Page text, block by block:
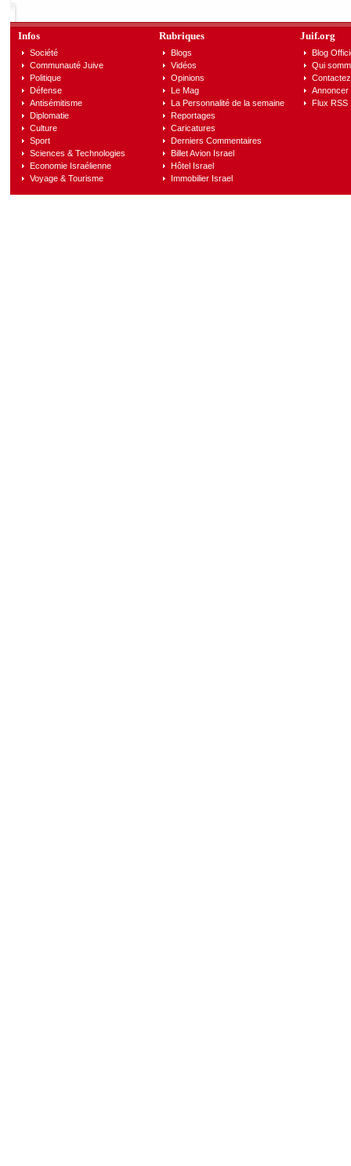
Infos
Société
Communauté Juive
Politique
Défense
Antisémitisme
Diplomatie
Culture
Sport
Sciences & Technologies
Economie Israélienne
Voyage & Tourisme
Rubriques
Blogs
Vidéos
Opinions
Le Mag
La Personnalité de la semaine
Reportages
Caricatures
Derniers Commentaires
Billet Avion Israel
Hôtel Israel
Immobilier Israel
Juif.org
Blog
Qui
Annoncer
Flux RSS